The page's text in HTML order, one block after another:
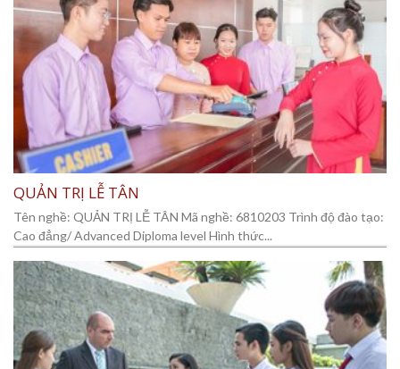
QUẢN TRỊ LỄ TÂN
Tên nghề: QUẢN TRỊ LỄ TÂN Mã nghề: 6810203 Trình độ đào tạo:
Cao đẳng/ Advanced Diploma level Hình thức...